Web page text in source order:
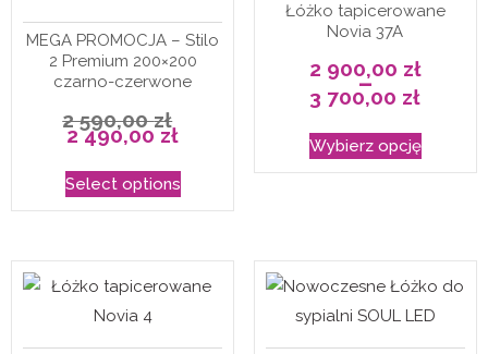
MEGA PROMOCJA – Stilo
2 Premium 200×200
czarno-czerwone
2 590,00zł
590,00 zł.
2 490,00złAktualna
cena
2490,00 zł.
Select options
Łóżko tapicerowane
Novia 37A
2 900,00 zł
–
3 700,00 zł
Zakres
od
2
900,00 zł
do
Wybierz opcję
Ten
produkt
Opcje
można